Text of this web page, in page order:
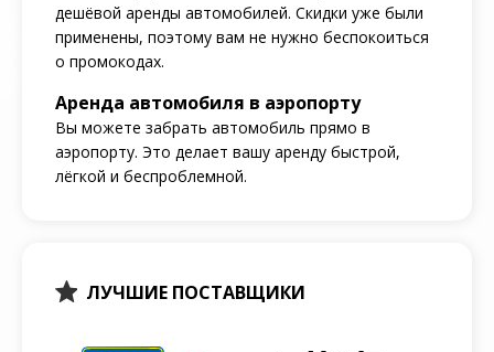
дешёвой аренды автомобилей. Скидки уже были
применены, поэтому вам не нужно беспокоиться
о промокодах.
Аренда автомобиля в аэропорту
Вы можете забрать автомобиль прямо в
аэропорту. Это делает вашу аренду быстрой,
лёгкой и беспроблемной.
ЛУЧШИЕ ПОСТАВЩИКИ